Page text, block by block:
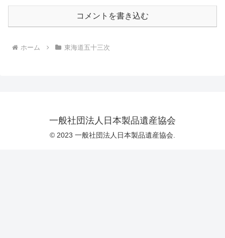
コメントを書き込む
ホーム 東海道五十三次
一般社団法人日本製品遺産協会
© 2023 一般社団法人日本製品遺産協会.